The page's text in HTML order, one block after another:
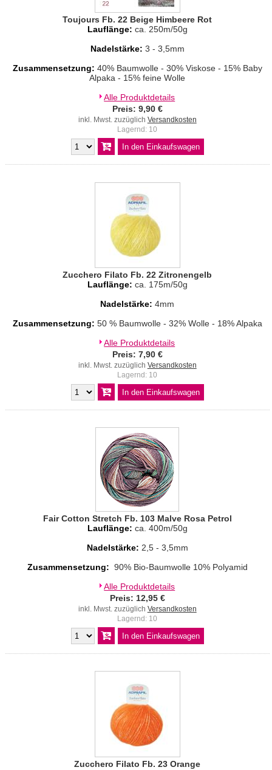
Toujours Fb. 22 Beige Himbeere Rot
Lauflänge: ca. 250m/50g
Nadelstärke: 3 - 3,5mm
Zusammensetzung: 40% Baumwolle - 30% Viskose - 15% Baby
Alpaka - 15% feine Wolle
Alle Produktdetails
Preis: 9,90 €
inkl. Mwst. zuzüglich Versandkosten
Lagernd: 10
Zucchero Filato Fb. 22 Zitronengelb
Lauflänge: ca. 175m/50g
Nadelstärke: 4mm
Zusammensetzung: 50 % Baumwolle - 32% Wolle - 18% Alpaka
Alle Produktdetails
Preis: 7,90 €
inkl. Mwst. zuzüglich Versandkosten
Lagernd: 10
Fair Cotton Stretch Fb. 103 Malve Rosa Petrol
Lauflänge: ca. 400m/50g
Nadelstärke: 2,5 - 3,5mm
Zusammensetzung: 90% Bio-Baumwolle 10% Polyamid
Alle Produktdetails
Preis: 12,95 €
inkl. Mwst. zuzüglich Versandkosten
Lagernd: 10
Zucchero Filato Fb. 23 Orange